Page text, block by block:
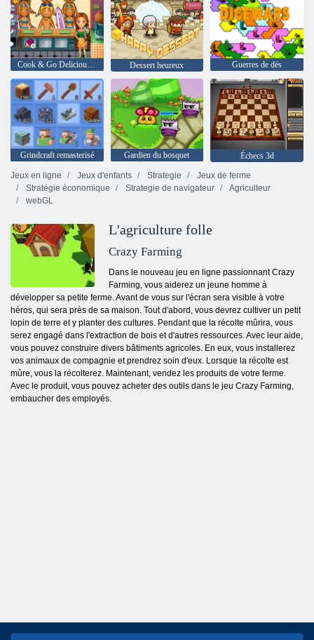
Cook & Go Delicious Emily Dessert heureux Guerres de dés
Grindcraft remasterisé Gardien du bosquet
Échecs 3d
Jeux en ligne
Jeux d'enfants Strategie
Jeux de ferme
Stratégie économique
Strategie de navigateur
Agriculteur
webGL
L'agriculture folle
Crazy Farming
Dans le nouveau jeu en ligne passionnant Crazy
Farming, vous aiderez un jeune homme à
développer sa petite ferme. Avant de vous sur l'écran sera visible à votre
héros, qui sera près de sa maison. Tout d'abord, vous devrez cultiver un petit
lopin de terre et y planter des cultures. Pendant que la récolte mûrira, vous
serez engagé dans l'extraction de bois et d'autres ressources. Avec leur aide,
vous pouvez construire divers bâtiments agricoles. En eux, vous installerez
vos animaux de compagnie et prendrez soin d'eux. Lorsque la récolte est
mûre, vous la récolterez. Maintenant, vendez les produits de votre ferme.
Avec le produit, vous pouvez acheter des outils dans le jeu Crazy Farming,
embaucher des employés.